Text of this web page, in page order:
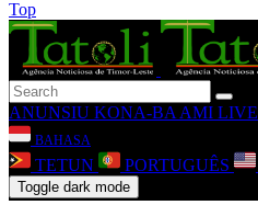
Top
ANUNSIU KONA-BA AMI LIVE
BAHASA
TETUN PORTUGUÊS
Toggle dark mode